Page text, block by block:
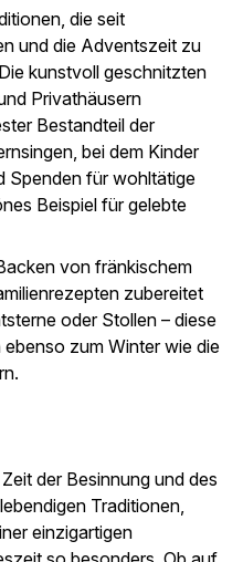
die seit
und die Adventszeit zu
kunstvoll geschnitzten
Privathäusern
Bestandteil der
bei dem Kinder
Spenden für wohltätige
Beispiel für gelebte
von fränkischem
zubereitet
oder Stollen – diese
zum Winter wie die
der Besinnung und des
Traditionen,
einzigartigen